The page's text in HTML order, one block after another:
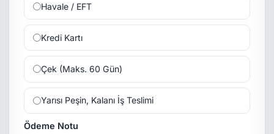
Havale / EFT
Kredi Kartı
Çek (Maks. 60 Gün)
Yarısı Peşin, Kalanı İş Teslimi
Ödeme Notu